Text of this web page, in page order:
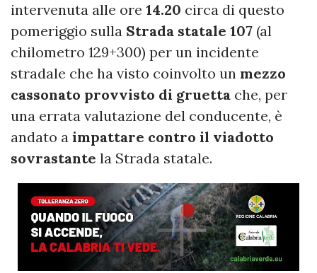
intervenuta alle ore 14.20 circa di questo
pomeriggio sulla Strada statale 107 (al
chilometro 129+300) per un incidente
stradale che ha visto coinvolto un mezzo
cassonato provvisto di gruetta che, per
una errata valutazione del conducente, è
andato a impattare contro il viadotto
sovrastante la Strada statale.